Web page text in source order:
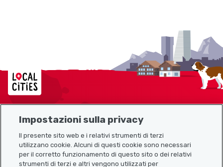
Localcities
Link utili
Impostazioni sulla privacy
Il presente sito web e i relativi strumenti di terzi
utilizzano cookie. Alcuni di questi cookie sono necessari
per il corretto funzionamento di questo sito o dei relativi
strumenti di terzi e altri vengono utilizzati per